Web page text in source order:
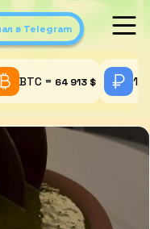
в Telegram
BTC = 64 913 $ 1